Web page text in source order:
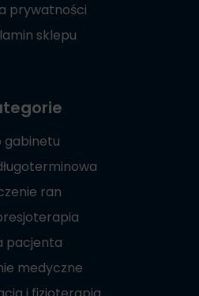
prywatności
sklepu
gabinetu
ran
pacjenta
medyczne